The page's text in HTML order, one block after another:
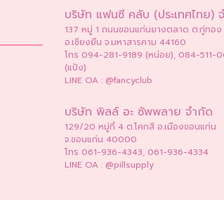
บริษัท แฟนซี คลับ (ประเทศไทย)
137 หมู่ 1 ถนนขอนแก่นยางตลาด ต.กู่ทอง
อ.เชียงยืน จ.มหาสารคาม 44160
โทร 094-281-9189 (หน่อย), 084-511-
(แป้ง)
LINE OA : @fancyclub
บริษัท พิลล์ อะ ซัพพลาย จำกัด
129/20 หมู่ที่ 4 ต.โคกสี อ.เมืองขอนแก่น
จ.ขอนแก่น 40000
โทร 061-936-4343, 061-936-4334
LINE OA : @pillsupply